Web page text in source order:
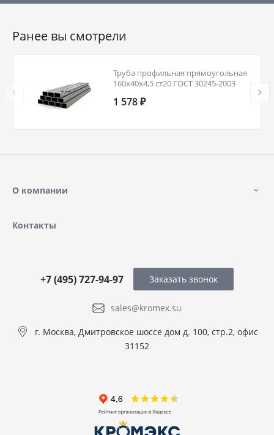
Ранее вы смотрели
Труба профильная прямоугольная
160х40х4,5 ст20 ГОСТ 30245-2003
1 578 ₽
О компании
Контакты
sales@kromex.su
+7 (495) 727-94-97
г. Москва, Дмитровское шоссе дом д. 100, стр.2, офис
31152
Заказать звонок